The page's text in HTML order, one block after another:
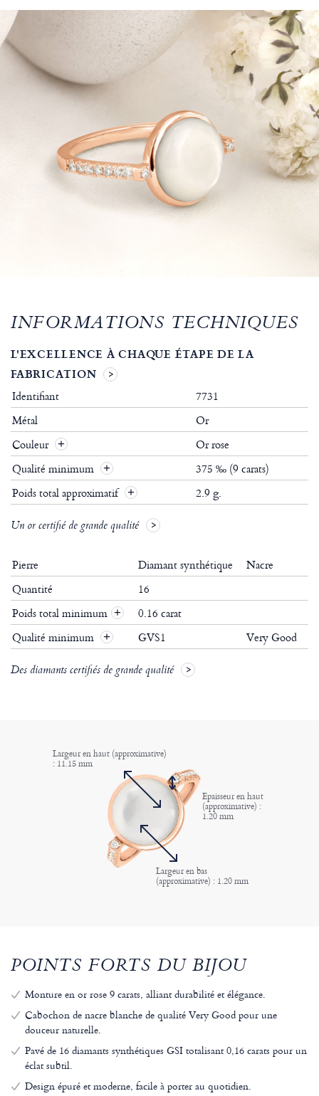
INFORMATIONS TECHNIQUES
L'EXCELLENCE À CHAQUE ÉTAPE DE LA
FABRICATION
Identifiant
7731
Métal
Or
Couleur
Or rose
Qualité minimum
375 ‰ (9 carats)
Poids total approximatif
2.9 g.
Un or certifié de grande qualité
Pierre Diamant synthétique
Nacre
Quantité
16
Poids total minimum +
0.16 carat
Qualité minimum
+ GVS1 Very Good
Des diamants certifiés de grande qualité
Largeur en haut (approximative)
: 11.15 mm
Epaisseur en haut
(approximative) :
1.20 mm
Largeur en bas
(approximative) : 1.20 mm
POINTS FORTS DU BIJOU
Monture en or rose 9 carats, alliant durabilité et élégance.
Cabochon de nacre blanche de qualité Very Good pour une
douceur naturelle.
Pavé de 16 diamants synthétiques GSI totalisant 0,16 carats pour un
éclat subtil.
Design épuré et moderne, facile à porter au quotidien.